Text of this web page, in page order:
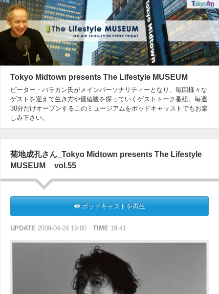
Tokyo Midtown presents The Lifestyle MUSEUM
ピーター・バラカン氏がメインパーソナリティーとなり、毎回様々な
ゲストを迎えて生き方や価値観を探っていくゲストトーク番組。毎週
30分だけオープンするこのミュージアムをポッドキャッストでもお楽
しみ下さい。
菊地成孔さん_Tokyo Midtown presents The Lifestyle
MUSEUM__vol.55
ポッドキャストを再生
UPDATE 2009-04-24 19:00 TIME 19:41